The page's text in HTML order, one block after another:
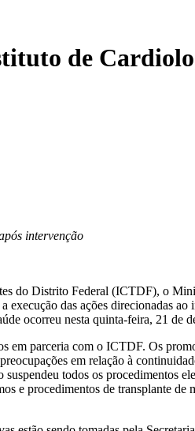
de
intervenção
do Distrito Federal (ICTDF), o
das ações direcionadas
ocorreu nesta quinta-feira, 21 de
em parceria com o ICTDF. Os
em relação à
todos os procedimentos
e procedimentos de transplante de